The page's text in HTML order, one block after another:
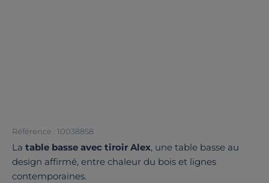
Référence : 10038858
La table basse avec tiroir Alex, une table basse au
design affirmé, entre chaleur du bois et lignes
contemporaines.